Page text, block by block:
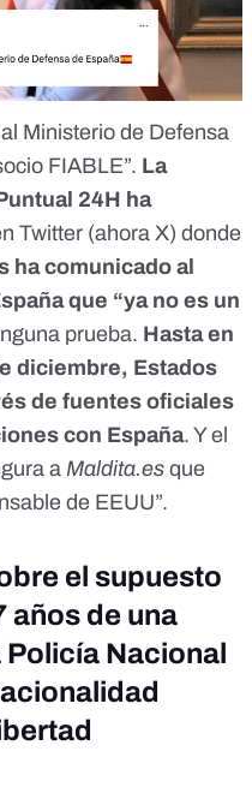
Ministerio de Defensa
FIABLE”. La
24H ha
Twitter (ahora X) donde
ha comunicado al
que “ya no es un
prueba. Hasta en
diciembre, Estados
de fuentes oficiales
con España. Y el
a Maldita.es que
de EEUU”.
el supuesto
años de una
Nacional